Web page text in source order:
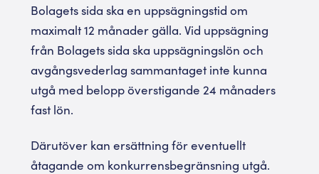
Bolagets sida ska en uppsägningstid om
maximalt 12 månader gälla. Vid uppsägning
från Bolagets sida ska uppsägningslön och
avgångsvederlag sammantaget inte kunna
utgå med belopp överstigande 24 månaders
fast lön.
Därutöver kan ersättning för eventuellt
åtagande om konkurrensbegränsning utgå.